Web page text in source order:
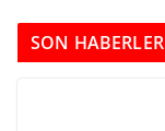
SON HABERLER